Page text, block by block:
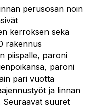
perusosan noin
kerroksen sekä
rakennus
piispalle, paroni
paroni
pari vuotta
ja linnan
Seuraavat suuret